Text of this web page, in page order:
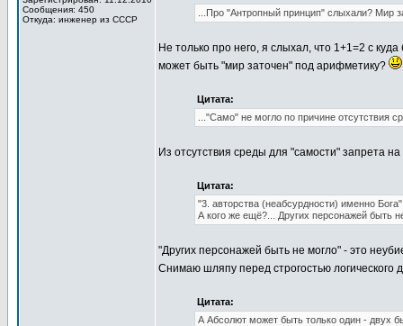
Сообщения: 450
Откуда: инженер из СССР
...Про "Антропный принцип" слыхали? Мир
Не только про него, я слыхал, что 1+1=2 с
может быть "мир заточен" под арифметику?
Цитата:
..."Само" не могло по причине отсутствия
Из отсутствия среды для "самости" запрета
Цитата:
"3. авторства (неабсурдности) именно Бога"
А кого же ещё?... Других персонажей быть
"Других персонажей быть не могло" - это
Снимаю шляпу перед строгостью логического
Цитата:
А Абсолют может быть только один - двух